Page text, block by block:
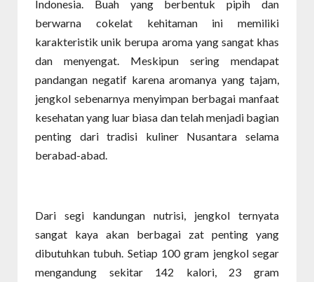
Indonesia. Buah yang berbentuk pipih dan
berwarna cokelat kehitaman ini memiliki
karakteristik unik berupa aroma yang sangat khas
dan menyengat. Meskipun sering mendapat
pandangan negatif karena aromanya yang tajam,
jengkol sebenarnya menyimpan berbagai manfaat
kesehatan yang luar biasa dan telah menjadi bagian
penting dari tradisi kuliner Nusantara selama
berabad-abad.
Dari segi kandungan nutrisi, jengkol ternyata
sangat kaya akan berbagai zat penting yang
dibutuhkan tubuh. Setiap 100 gram jengkol segar
mengandung sekitar 142 kalori, 23 gram